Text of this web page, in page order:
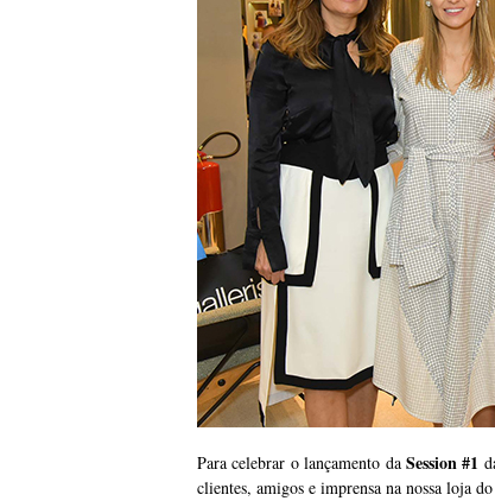
Para celebrar o lançamento daSession #1
clientes, amigos e imprensa na nossa loja do